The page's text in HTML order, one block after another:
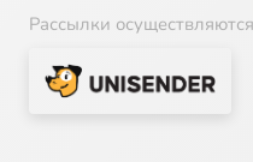
Рассылки